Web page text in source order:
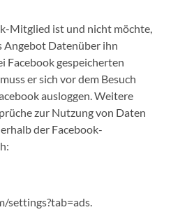
Mitglied ist und nicht möchte,
Angebot Datenüber ihn
Facebook gespeicherten
er sich vor dem Besuch
ausloggen. Weitere
zur Nutzung von Daten
der Facebook-
settings?tab=ads.